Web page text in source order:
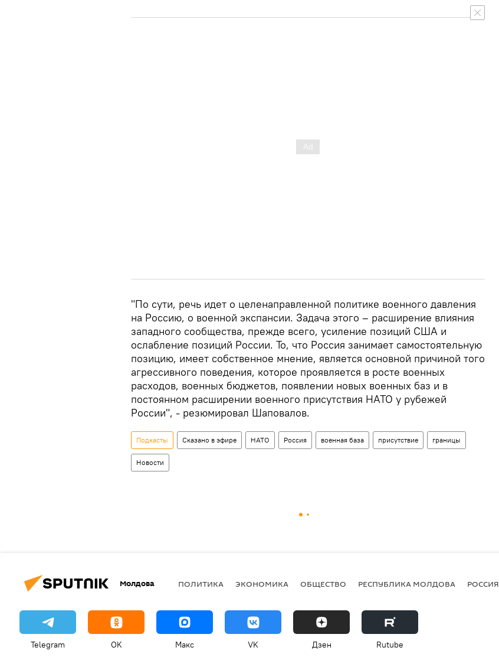
"По сути, речь идет о целенаправленной политике военного давления
на Россию, о военной экспансии. Задача этого – расширение влияния
западного сообщества, прежде всего, усиление позиций США и
ослабление позиций России. То, что Россия занимает самостоятельную
позицию, имеет собственное мнение, является основной причиной того
агрессивного поведения, которое проявляется в росте военных
расходов, военных бюджетов, появлении новых военных баз и в
постоянном расширении военного присутствия НАТО у рубежей
России", - резюмировал Шаповалов.
Подкасты Сказано в эфире НАТО Россия военная база присутствие границы
Новости
Молдова ПОЛИТИКА ЭКОНОМИКА ОБЩЕСТВО РЕСПУБЛИКА МОЛДОВА РОССИЯ
Telegram OK Макс VK Дзен Rutube